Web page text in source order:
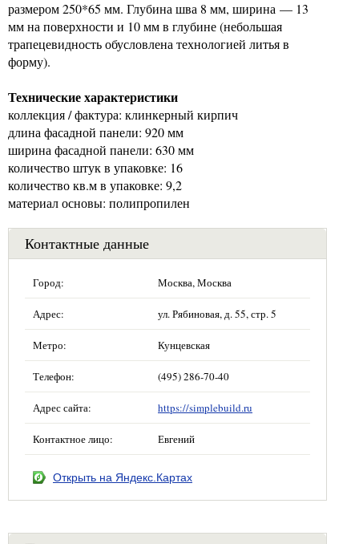
размером 250*65 мм. Глубина шва 8 мм, ширина — 13
мм на поверхности и 10 мм в глубине (небольшая
трапецевидность обусловлена технологией литья в
форму).
Технические характеристики
коллекция / фактура: клинкерный кирпич
длина фасадной панели: 920 мм
ширина фасадной панели: 630 мм
количество штук в упаковке: 16
количество кв.м в упаковке: 9,2
материал основы: полипропилен
Контактные данные
Город: Москва, Москва
Адрес: ул. Рябиновая, д. 55, стр. 5
Метро: Кунцевская
Телефон: (495) 286-70-40
Адрес сайта: https://simplebuild.ru
Контактное лицо: Евгений
Открыть на Яндекс.Картах